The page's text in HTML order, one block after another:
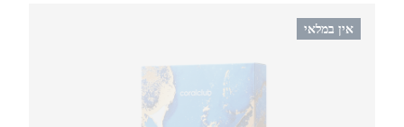
אין במלאי